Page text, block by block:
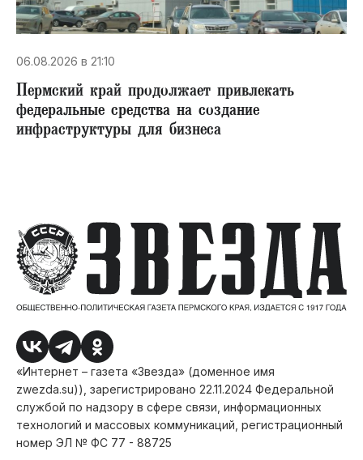
06.08.2026 в 21:10
Пермский край продолжает привлекать
федеральные средства на создание
инфраструктуры для бизнеса
«Интернет – газета «Звезда» (доменное имя
zwezda.su)), зарегистрировано 22.11.2024 Федеральной
службой по надзору в сфере связи, информационных
технологий и массовых коммуникаций, регистрационный
номер ЭЛ № ФС 77 - 88725